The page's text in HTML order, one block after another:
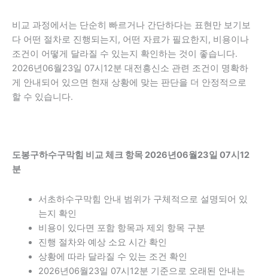
비교 과정에서는 단순히 빠르거나 간단하다는 표현만 보기보
다 어떤 절차로 진행되는지, 어떤 자료가 필요한지, 비용이나
조건이 어떻게 달라질 수 있는지 확인하는 것이 좋습니다.
2026년06월23일 07시12분 대전흥신소 관련 조건이 명확하
게 안내되어 있으면 현재 상황에 맞는 판단을 더 안정적으로
할 수 있습니다.
도봉구하수구막힘 비교 체크 항목 2026년06월23일 07시12
분
서초하수구막힘 안내 범위가 구체적으로 설명되어 있
는지 확인
비용이 있다면 포함 항목과 제외 항목 구분
진행 절차와 예상 소요 시간 확인
상황에 따라 달라질 수 있는 조건 확인
2026년06월23일 07시12분 기준으로 오래된 안내는